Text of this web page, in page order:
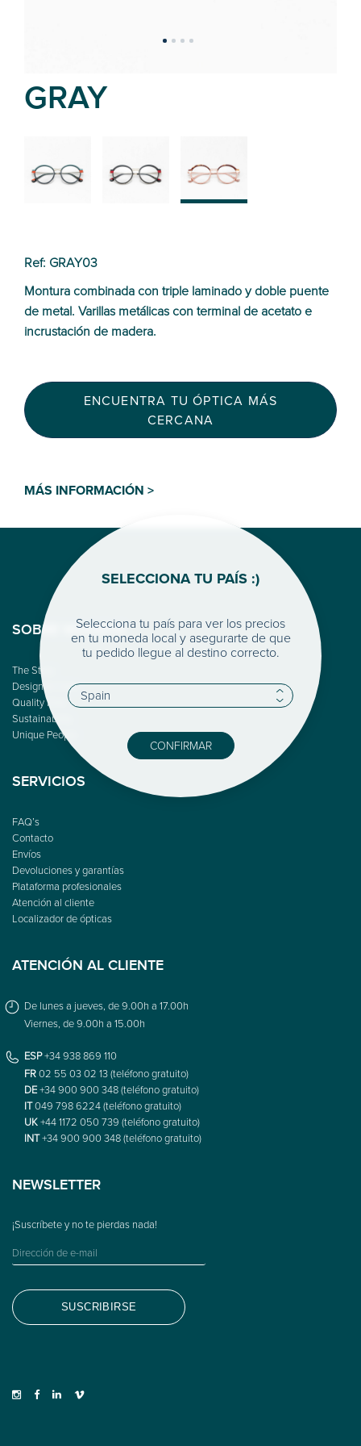
GRAY
Ref: GRAY03
Montura combinada con triple laminado y doble puente
de metal. Varillas metálicas con terminal de acetato e
incrustación de madera.
ENCUENTRA TU ÓPTICA MÁS
CERCANA
MÁS INFORMACIÓN >
SOBRE WOODYS
The Story
Design & Color
Quality First
Sustainability
Unique People
SERVICIOS
FAQ’s
Contacto
Envíos
Devoluciones y garantías
Plataforma profesionales
Atención al cliente
Localizador de ópticas
ATENCIÓN AL CLIENTE
De lunes a jueves, de 9.00h a 17.00h
Viernes, de 9.00h a 15.00h
ESP+34 938 869 110
FR02 55 03 02 13 (teléfono gratuito)
DE+34 900 900 348 (teléfono gratuito)
IT049 798 6224 (teléfono gratuito)
UK+44 1172 050 739 (teléfono gratuito)
INT+34 900 900 348 (teléfono gratuito)
NEWSLETTER
SELECCIONA TU PAÍS :)
Selecciona tu país para ver los precios
en tu moneda local y asegurarte de que
tu pedido llegue al destino correcto.
CONFIRMAR